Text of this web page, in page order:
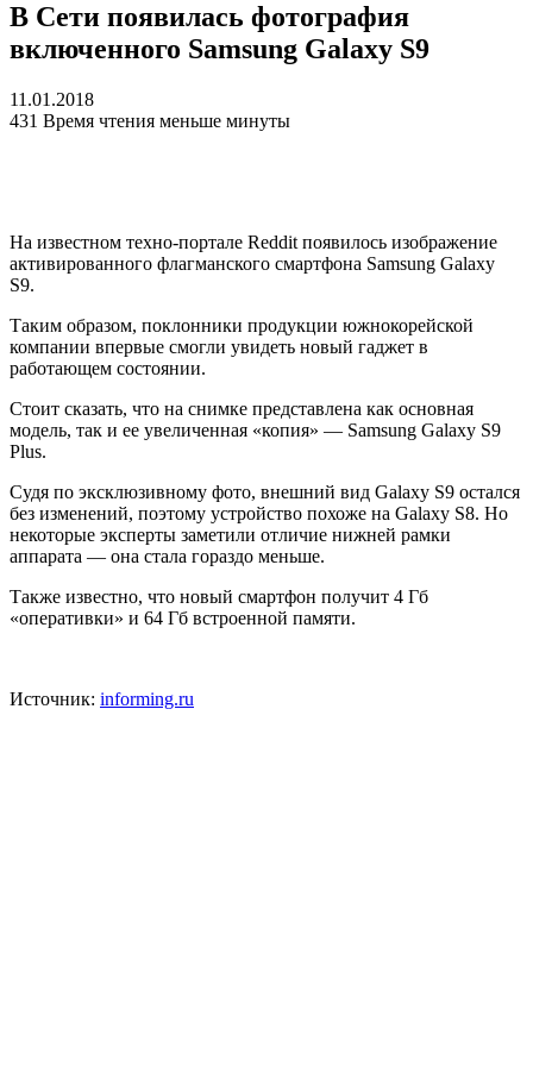
В Сети появилась фотография
включенного Samsung Galaxy S9
11.01.2018
431 Время чтения меньше минуты
На известном техно-портале Reddit появилось изображение
активированного флагманского смартфона Samsung Galaxy
S9.
Таким образом, поклонники продукции южнокорейской
компании впервые смогли увидеть новый гаджет в
работающем состоянии.
Стоит сказать, что на снимке представлена как основная
модель, так и ее увеличенная «копия» — Samsung Galaxy S9
Plus.
Судя по эксклюзивному фото, внешний вид Galaxy S9 остался
без изменений, поэтому устройство похоже на Galaxy S8. Но
некоторые эксперты заметили отличие нижней рамки
аппарата — она стала гораздо меньше.
Также известно, что новый смартфон получит 4 Гб
«оперативки» и 64 Гб встроенной памяти.
Источник: informing.ru